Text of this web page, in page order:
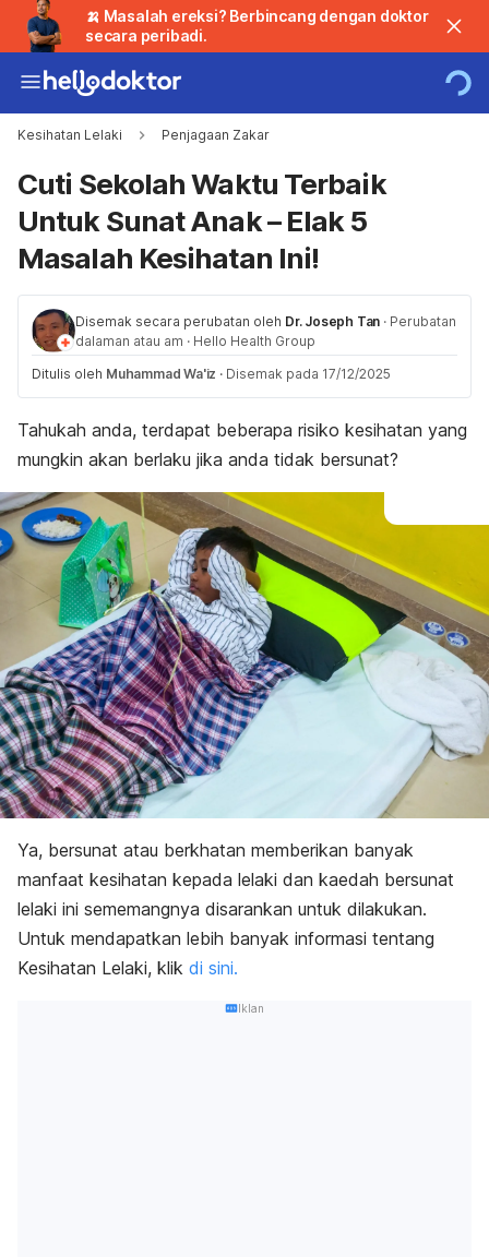
🍌 Masalah ereksi? Berbincang dengan doktor
secara peribadi.
Kesihatan Lelaki Penjagaan Zakar
Cuti Sekolah Waktu Terbaik
Untuk Sunat Anak – Elak 5
Masalah Kesihatan Ini!
Disemak secara perubatan oleh Dr. Joseph Tan · Perubatan
dalaman atau am · Hello Health Group
Ditulis oleh Muhammad Wa'iz · Disemak pada 17/12/2025
Tahukah anda, terdapat beberapa risiko kesihatan yang
mungkin akan berlaku jika anda tidak bersunat?
Ya, bersunat atau berkhatan memberikan banyak
manfaat kesihatan kepada lelaki dan kaedah bersunat
lelaki ini sememangnya disarankan untuk dilakukan.
Untuk mendapatkan lebih banyak informasi tentang
Kesihatan Lelaki, klik di sini.
Iklan